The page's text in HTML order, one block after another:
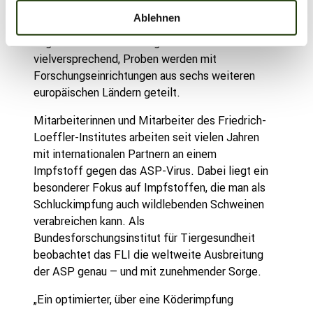
Ablehnen
Pinselohrschweinen sind bereits
vielversprechend, Proben werden mit
Forschungseinrichtungen aus sechs weiteren
europäischen Ländern geteilt.
Mitarbeiterinnen und Mitarbeiter des Friedrich-
Loeffler-Institutes arbeiten seit vielen Jahren
mit internationalen Partnern an einem
Impfstoff gegen das ASP-Virus. Dabei liegt ein
besonderer Fokus auf Impfstoffen, die man als
Schluckimpfung auch wildlebenden Schweinen
verabreichen kann. Als
Bundesforschungsinstitut für Tiergesundheit
beobachtet das FLI die weltweite Ausbreitung
der ASP genau – und mit zunehmender Sorge.
„Ein optimierter, über eine Köderimpfung